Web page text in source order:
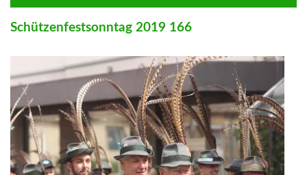
Schützenfestsonntag 2019 166